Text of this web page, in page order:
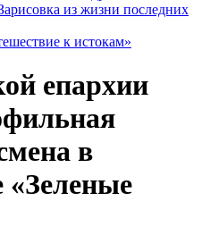
из жизни последних
к истокам»
епархии
в
«Зеленые